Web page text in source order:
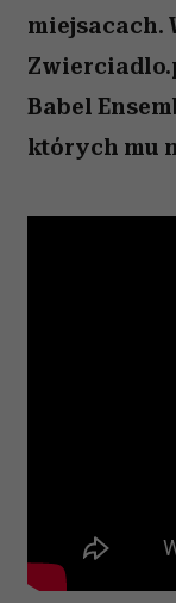
miejsacach.
Babel
których mu